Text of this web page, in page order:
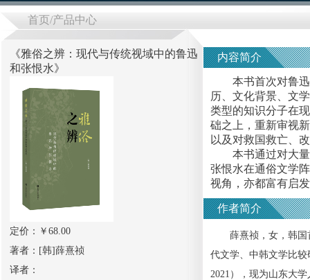
首页/产品中心
《雅俗之辨：现代与传统视域中的鲁迅
和张恨水》
定价：￥ 68.00
著者： [韩]薛熹祯
译者：
内容简介
本书首次对鲁迅
历、文化背景、文
类型的知识分子在
础之上，重新审视
以及对救国救亡、
本书通过对大量
张恨水在通俗文学
视角，亦都富有启
作者简介
薛熹祯，女，韩国首
代文学、中韩文学比
2021），现为山东大